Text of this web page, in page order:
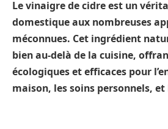
Le vinaigre de cidre est un
domestique aux nombreuses
méconnues. Cet ingrédient
bien au-delà de la cuisine,
écologiques et efficaces pour
maison, les soins personnels,